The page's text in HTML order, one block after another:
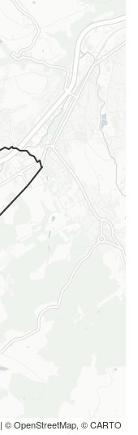
| © OpenStreetMap, © CARTO